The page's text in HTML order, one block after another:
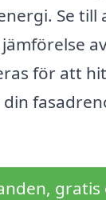
Se till
för att